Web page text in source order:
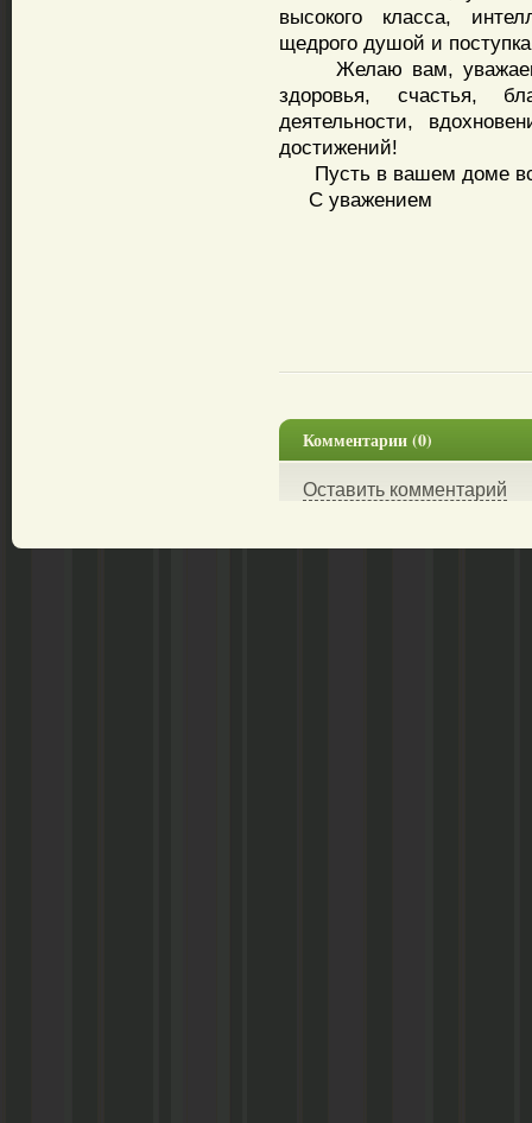
высокого класса,
щедрого душой и
Желаю вам,
здоровья, счастья,
деятельности,
достижений!
Пусть в вашем доме
С уважением
Комментарии (0)
Оставить комментарий